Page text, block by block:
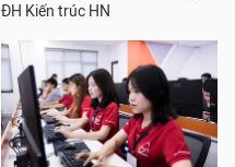
ĐH Kiến trúc HN